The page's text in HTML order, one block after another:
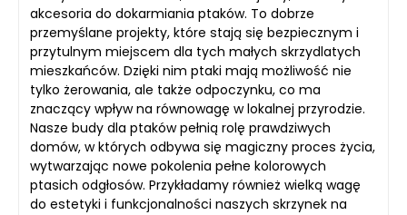
akcesoria do dokarmiania ptaków. To dobrze
przemyślane projekty, które stają się bezpiecznym i
przytulnym miejscem dla tych małych skrzydlatych
mieszkańców. Dzięki nim ptaki mają możliwość nie
tylko żerowania, ale także odpoczynku, co ma
znaczący wpływ na równowagę w lokalnej przyrodzie.
Nasze budy dla ptaków pełnią rolę prawdziwych
domów, w których odbywa się magiczny proces życia,
wytwarzając nowe pokolenia pełne kolorowych
ptasich odgłosów. Przykładamy również wielką wagę
do estetyki i funkcjonalności naszych skrzynek na